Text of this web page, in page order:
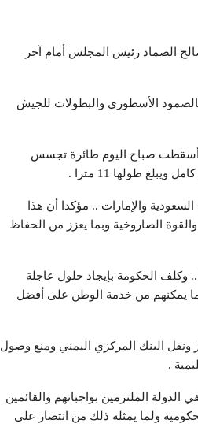
الصماد رئيس المجلس أمام آخر
الأسطوري والبطولات للجيش
أسقطت صباح اليوم طائرة تجسس
والإمارات .. مؤكدا أن هذا
الصاروخية وبما يعزز من الحفاظ
وكلف الحكومة بإيجاد حلول عاجلة
يمكنهم من خدمة الوطن على أفضل
البنك المركزي اليمني ومنع وصول
.
الملتزمين بواجباتهم والقائمين
ولما يمثله ذلك من انتصار على